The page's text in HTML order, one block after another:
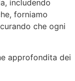
includendo
forniamo
che ogni
approfondita dei